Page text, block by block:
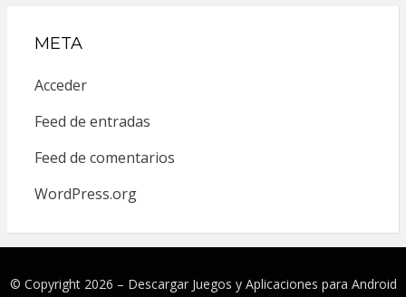
META
Acceder
Feed de entradas
Feed de comentarios
WordPress.org
© Copyright 2026 – Descargar Juegos y Aplicaciones para Android